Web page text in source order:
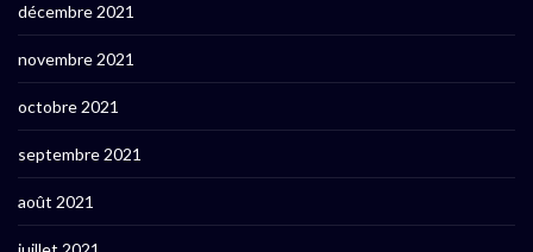
décembre 2021
novembre 2021
octobre 2021
septembre 2021
août 2021